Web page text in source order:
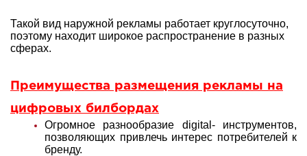
Такой вид наружной рекламы работает круглосуточно,
поэтому находит широкое распространение в разных
сферах.
Преимущества размещения рекламы на
цифровых билбордах
Огромное разнообразие digital- инструментов,
позволяющих привлечь интерес потребителей к
бренду.